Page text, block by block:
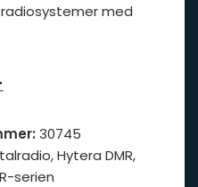
med
30745
, Hytera DMR,
serien